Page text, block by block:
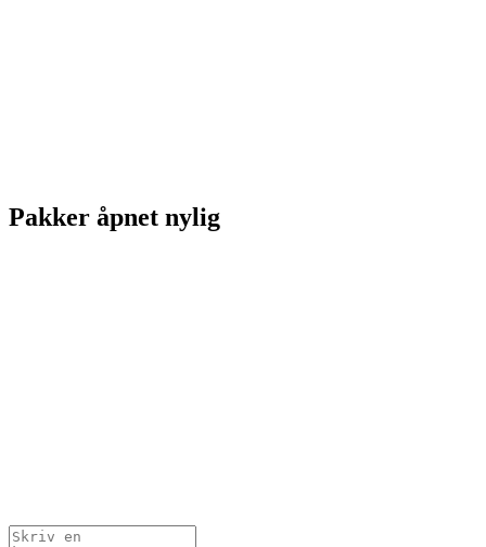
Pakker åpnet nylig